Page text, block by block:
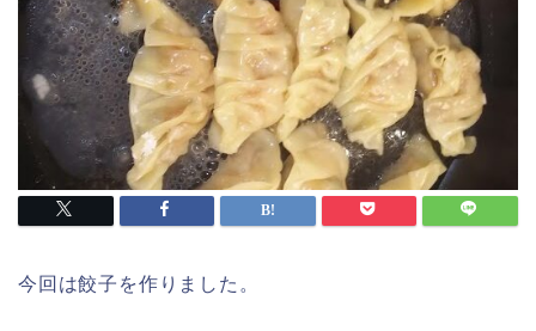
今回は餃子を作りました。